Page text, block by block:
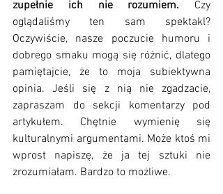
zupełnie ich nie rozumiem. Czy
oglądaliśmy ten sam spektakl?
Oczywiście, nasze poczucie humoru i
dobrego smaku mogą się różnić, dlatego
pamiętajcie, że to moja subiektywna
opinia. Jeśli się z nią nie zgadzacie,
zapraszam do sekcji komentarzy pod
artykułem. Chętnie wymienię się
kulturalnymi argumentami. Może ktoś mi
wprost napiszę, że ja tej sztuki nie
zrozumiałam. Bardzo to możliwe.